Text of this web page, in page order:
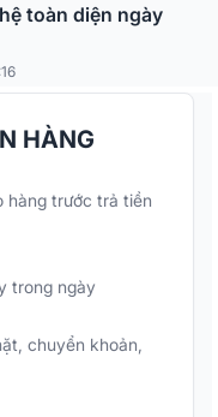
toàn diện ngày
HÀNG
hàng trước trả tiền
trong ngày
chuyển khoản,